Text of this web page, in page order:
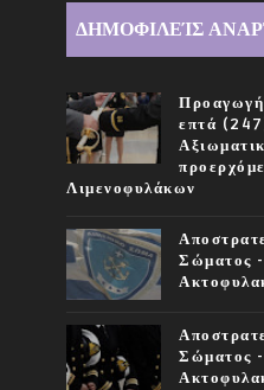
ΔΗΜΟΦΙΛΕΊΣ
Προαγωγή
επτά
Λιμενοφυλάκων
Σώματος -
Σώματος -